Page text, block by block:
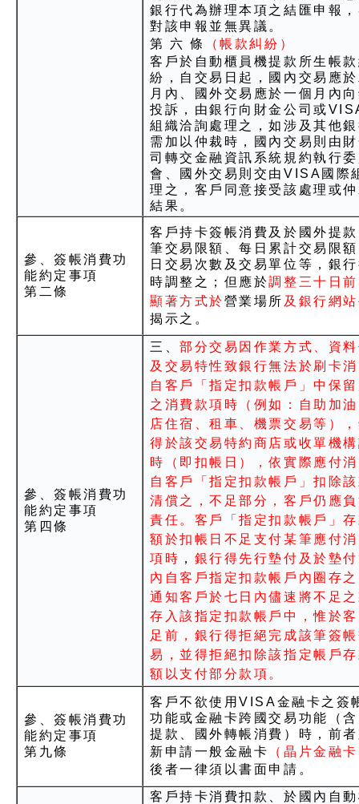
銀行代為辦理本項之結匯申報
對該申報並無異議。
第 六 條
（帳款糾紛）
客戶於自動櫃員機提款所生帳
紛，自交易日起，國內交易應
月內、國外交易應於一個月內
投訴，由銀行向財金公司或
組織洽詢處理之，如涉及其他
需加以仲裁時，國內交易則由
司轉交金融資訊系統規約執行
會、國外交易則交由VISA國際
理之，客戶同意接受該處理或
結果。
參、簽帳消費功
能約定事項
第二條
客戶持卡簽帳消費及於國外提
筆交易限額、每日累計交易限
日交易次數及交易單位等，銀
時調整之；但應於調整三十日
顯著方式於營業場所 及銀行網站
揭示之。
參、簽帳消費功
能約定事項
第四條
三、部分交易因作業方式、資
及交易特性致銀行無法於刷卡
自客戶「指定扣款帳戶」中保
之消費款項時（例如：自助加
店住宿、租車、機票交易等）
得於該交易特約商店或收單機
時（即扣帳日），依實際應付
自客戶「指定扣款帳戶」扣除
清償之，不足部分，客戶仍應
責任。客戶「指定扣款帳戶」
額於扣帳日不足支付某筆應付
項時 ， 銀行得先行墊付及於墊
內自客戶指定扣款帳戶內圈存
通知客戶於七日內儘速將不足
存入該指定扣款帳戶中，惟於
足前，銀行得拒絕完成該筆簽
易，並得拒絕扣除該指定帳戶
額以支付部分款項。
參、簽帳消費功
能約定事項
第九條
客戶不欲使用VISA金融卡之簽
功能或金融卡跨國交易功能（
提款、國外轉帳消費）時，前
新申請一般金融卡
（晶片金融
後者一律須以書面申請。
客戶持卡消費扣款、於國內自